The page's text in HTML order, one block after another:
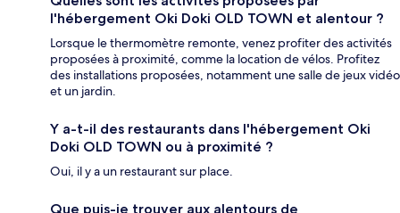
l'hébergement Oki Doki OLD TOWN et alentour ?
Lorsque le thermomètre remonte, venez profiter des activités
proposées à proximité, comme la location de vélos. Profitez
des installations proposées, notamment une salle de jeux vidéo
et un jardin.
Y a-t-il des restaurants dans l'hébergement Oki
Doki OLD TOWN ou à proximité ?
Oui, il y a un restaurant sur place.
Que puis-je trouver aux alentours de